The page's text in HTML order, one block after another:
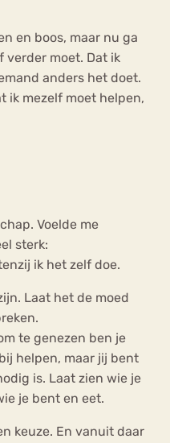
en boos, maar nu ga
verder moet. Dat ik
anders het doet.
ik mezelf moet helpen,
Voelde me
sterk:
ik het zelf doe.
Laat het de moed
te genezen ben je
helpen, maar jij bent
is. Laat zien wie je
je bent en eet.
keuze. En vanuit daar